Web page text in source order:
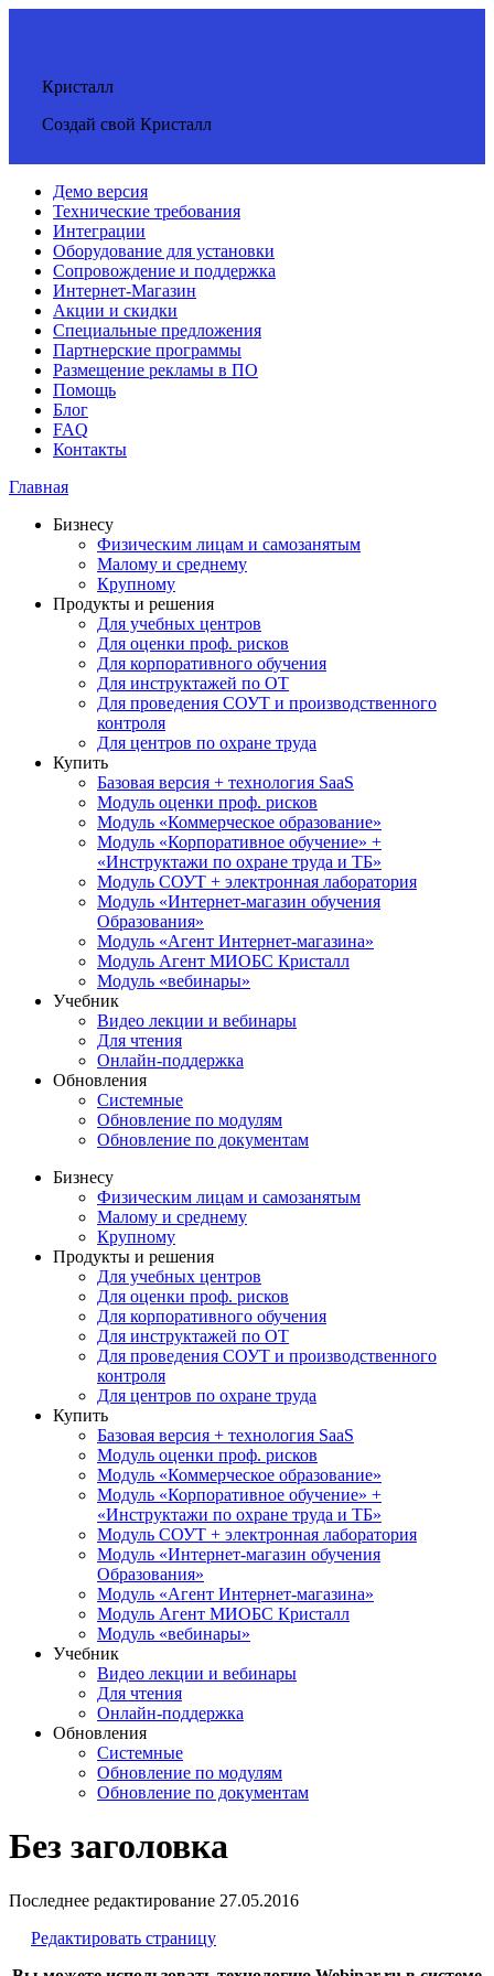
Кристалл
Создай свой Кристалл
Демо версия
Технические требования
Интеграции
Оборудование для установки
Сопровождение и поддержка
Интернет-Магазин
Акции и скидки
Специальные предложения
Партнерские программы
Размещение рекламы в ПО
Помощь
Блог
FAQ
Контакты
Главная
Бизнесу
Физическим лицам и самозанятым
Малому и среднему
Крупному
Продукты и решения
Для учебных центров
Для оценки проф. рисков
Для корпоративного обучения
Для инструктажей по ОТ
Для проведения СОУТ и производственного
контроля
Для центров по охране труда
Купить
Базовая версия + технология SaaS
Модуль оценки проф. рисков
Модуль «Коммерческое образование»
Модуль «Корпоративное обучение» +
«Инструктажи по охране труда и ТБ»
Модуль СОУТ + электронная лаборатория
Модуль «Интернет-магазин обучения
Образования»
Модуль «Агент Интернет-магазина»
Модуль Агент МИОБС Кристалл
Модуль «вебинары»
Учебник
Видео лекции и вебинары
Для чтения
Онлайн-поддержка
Обновления
Системные
Обновление по модулям
Обновление по документам
Бизнесу
Физическим лицам и самозанятым
Малому и среднему
Крупному
Продукты и решения
Для учебных центров
Для оценки проф. рисков
Для корпоративного обучения
Для инструктажей по ОТ
Для проведения СОУТ и производственного
контроля
Для центров по охране труда
Купить
Базовая версия + технология SaaS
Модуль оценки проф. рисков
Модуль «Коммерческое образование»
Модуль «Корпоративное обучение» +
«Инструктажи по охране труда и ТБ»
Модуль СОУТ + электронная лаборатория
Модуль «Интернет-магазин обучения
Образования»
Модуль «Агент Интернет-магазина»
Модуль Агент МИОБС Кристалл
Модуль «вебинары»
Учебник
Видео лекции и вебинары
Для чтения
Онлайн-поддержка
Обновления
Системные
Обновление по модулям
Обновление по документам
Без заголовка
Последнее редактирование 27.05.2016
Редактировать страницу